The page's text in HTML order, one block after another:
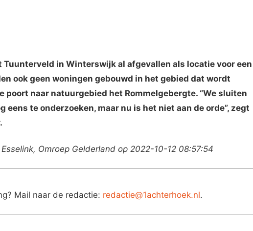
Tuunterveld in Winterswijk al afgevallen als locatie voor een
ook geen woningen gebouwd in het gebied dat wordt
poort naar natuurgebied het Rommelgebergte. “We sluiten
eens te onderzoeken, maar nu is het niet aan de orde”, zegt
Omroep Gelderland op 2022-10-12 08:57:54
Mail naar de redactie: redactie@1achterhoek.nl.